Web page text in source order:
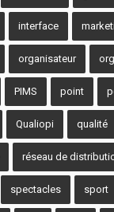
interface
organisateur
PIMS point
Qualiopi qualité
réseau de
spectacles sport